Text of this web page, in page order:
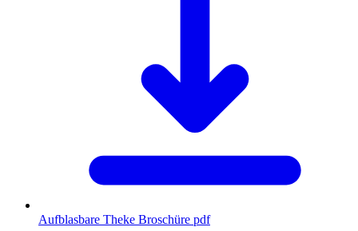
Aufblasbare Theke Broschüre pdf